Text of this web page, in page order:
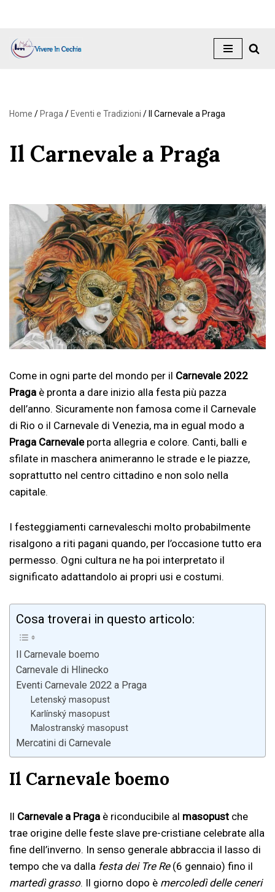
Vai
Home / Praga/ Eventi e Tradizioni / Il Carnevale a Praga
Il Carnevale a Praga
Come in ogni parte del mondo per il Carnevale 2022
Praga è pronta a dare inizio alla festa più pazza
dell’anno. Sicuramente non famosa come il Carnevale
di Rio o il Carnevale di Venezia, ma in egual modo a
Praga Carnevaleporta allegria e colore. Canti, balli e
sfilate in maschera animeranno le strade e le piazze,
soprattutto nel centro cittadino e non solo nella
capitale.
I festeggiamenti carnevaleschi molto probabilmente
risalgono a riti pagani quando, per l’occasione tutto era
permesso. Ogni cultura ne ha poi interpretato il
significato adattandolo ai propri usi e costumi.
Cosa troverai in questo articolo:
Il Carnevale boemo
Carnevale di Hlinecko
Eventi Carnevale 2022 a Praga
Letenský masopust
Karlínský masopust
Malostranský masopust
Mercatini di Carnevale
Il Carnevale boemo
Il Carnevale a Praga è riconducibile al masopust che
trae origine delle feste slave pre-cristiane celebrate alla
fine dell’inverno. In senso generale abbraccia il lasso di
tempo che va dalla festa dei Tre Re(6 gennaio) fino il
martedì grasso. Il giorno dopo è mercoledì delle ceneri